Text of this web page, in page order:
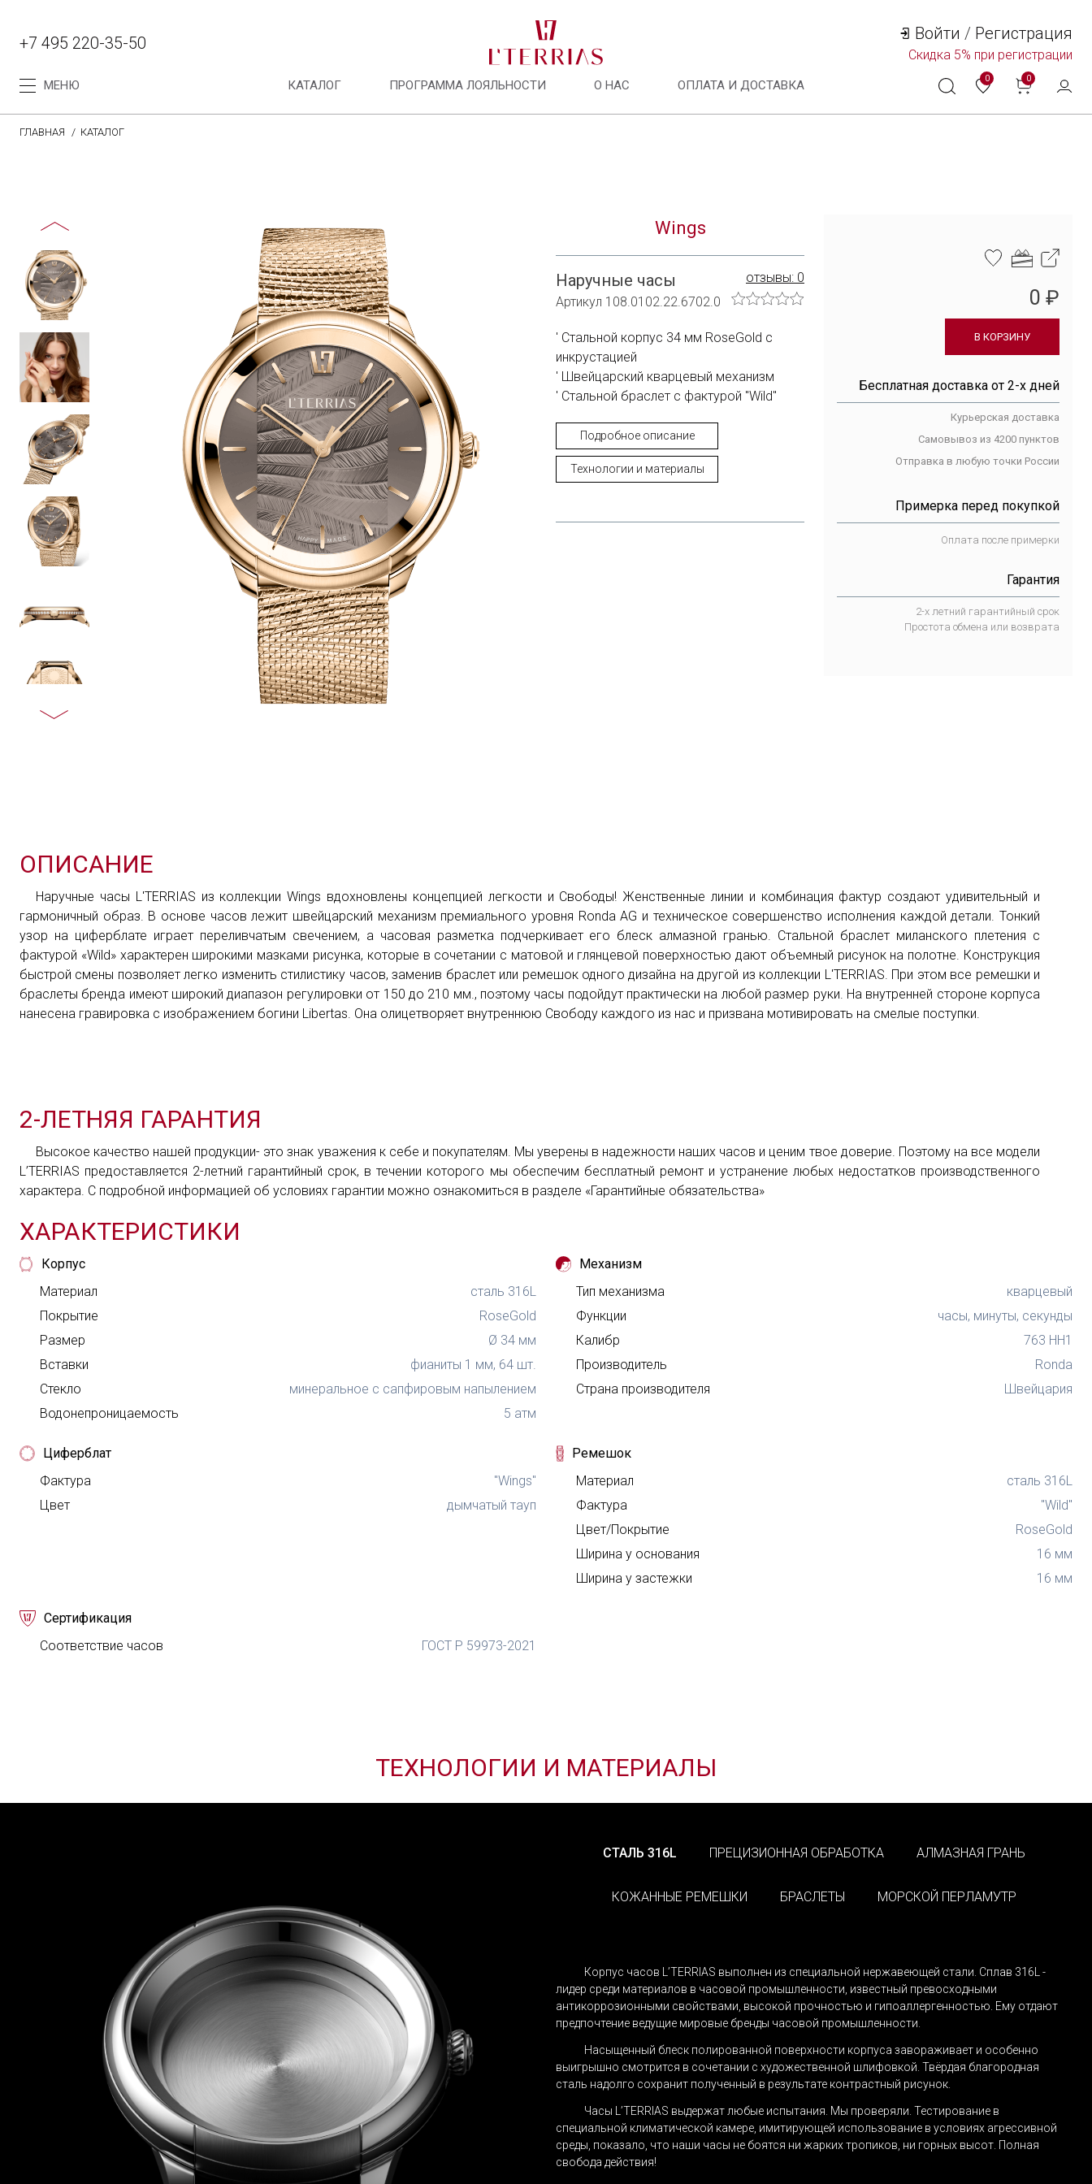
Забыли пароль?
Через соцсети
+7 495 220-35-50 Войти / Регистрация
Скидка 5% при регистрации
МЕНЮ КАТАЛОГ ПРОГРАММА ЛОЯЛЬНОСТИ О НАС ОПЛАТА И ДОСТАВКА 0 0
Оплата и доставка
Оплата долями
Сотрудничать с нами
Сервисное обслуживание
Гарантийные обязательства
персональных данных в соответствии с
Политикой конфиденциальности
ОТПРАВИТЬ
Авторизируйся
ОТПРАВИТЬ
ОТЗЫВ О ТОВАРЕ
В комментарии можно написать, что именно понравилось или что можно улучшить в продукте L'TERRIAS и
каков был опыт его использования. После модерации мы опубликуем твой отзыв.
ОСТАВИТЬ ОТЗЫВ
ВЫБРАТЬ ЗАСТЕЖКУ
9 800 ₽ 8 820 ₽
Без застежки
ГЛАВНАЯ КАТАЛОГ
Wings
Наручные часы
Артикул 108.0102.22.6702.0
отзывы: 0
Стальной корпус 34 мм RoseGold с
инкрустацией
Швейцарский кварцевый механизм
Стальной браслет с фактурой "Wild"
Подробное описание
Технологии и материалы
0 ₽
В КОРЗИНУ
Бесплатная доставка от 2-х дней
Курьерская доставка
Самовывоз из 4200 пунктов
Отправка в любую точки России
Примерка перед покупкой
Оплата после примерки
Гарантия
2-х летний гарантийный срок
Простота обмена или возврата
ОПИСАНИЕ
Наручные часы L'TERRIAS из коллекции Wings вдохновлены концепцией легкости и Свободы! Женственные линии и комбинация фактур создают удивительный и
гармоничный образ. В основе часов лежит швейцарский механизм премиального уровня Ronda AG и техническое совершенство исполнения каждой детали. Тонкий
узор на циферблате играет переливчатым свечением, а часовая разметка подчеркивает его блеск алмазной гранью. Стальной браслет миланского плетения с
фактурой «Wild» характерен широкими мазками рисунка, которые в сочетании с матовой и глянцевой поверхностью дают объемный рисунок на полотне. Конструкция
быстрой смены позволяет легко изменить стилистику часов, заменив браслет или ремешок одного дизайна на другой из коллекции L'TERRIAS. При этом все ремешки и
браслеты бренда имеют широкий диапазон регулировки от 150 до 210 мм., поэтому часы подойдут практически на любой размер руки. На внутренней стороне корпуса
нанесена гравировка с изображением богини Libertas. Она олицетворяет внутреннюю Свободу каждого из нас и призвана мотивировать на смелые поступки.
2-ЛЕТНЯЯ ГАРАНТИЯ
Высокое качество нашей продукции- это знак уважения к себе и покупателям. Мы уверены в надежности наших часов и ценим твое доверие. Поэтому на все модели
L’TERRIAS предоставляется 2-летний гарантийный срок, в течении которого мы обеспечим бесплатный ремонт и устранение любых недостатков производственного
характера. С подробной информацией об условиях гарантии можно ознакомиться в разделе «Гарантийные обязательства»
ХАРАКТЕРИСТИКИ
Корпус
Материал
сталь 316L
Покрытие
RoseGold
Размер
Ø 34 мм
Вставки
фианиты 1 мм, 64 шт.
Стекло
минеральное с сапфировым напылением
Водонепроницаемость
5 атм
Механизм
Тип механизма
кварцевый
Функции
часы, минуты, секунды
Калибр
763 HH1
Производитель
Ronda
Страна производителя
Швейцария
Циферблат
Фактура
"Wings"
Цвет
дымчатый тауп
Ремешок
Материал
сталь 316L
Фактура
"Wild"
Цвет/Покрытие
RoseGold
Ширина у основания
16 мм
Ширина у застежки
16 мм
Сертификация
Соответствие часов
ГОСТ Р 59973-2021
ТЕХНОЛОГИИ И МАТЕРИАЛЫ
СТАЛЬ 316L ПРЕЦИЗИОННАЯ ОБРАБОТКА АЛМАЗНАЯ ГРАНЬ
КОЖАННЫЕ РЕМЕШКИ БРАСЛЕТЫ МОРСКОЙ ПЕРЛАМУТР
Корпус часов L’TERRIAS выполнен из специальной нержавеющей стали. Сплав 316L -
лидер среди материалов в часовой промышленности, известный превосходными
антикоррозионными свойствами, высокой прочностью и гипоаллергенностью. Ему отдают
предпочтение ведущие мировые бренды часовой промышленности.
Насыщенный блеск полированной поверхности корпуса завораживает и особенно
выигрышно смотрится в сочетании с художественной шлифовкой. Твёрдая благородная
сталь надолго сохранит полученный в результате контрастный рисунок.
Часы L’TERRIAS выдержат любые испытания. Мы проверяли. Тестирование в
специальной климатической камере, имитирующей использование в условиях агрессивной
среды, показало, что наши часы не боятся ни жарких тропиков, ни горных высот. Полная
свобода действия!